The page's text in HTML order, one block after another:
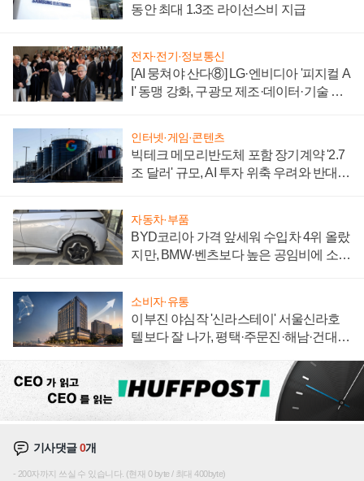
동안 최대 1.3조 라이선스비 지급
전자·전기·정보통신
[AI 뭉쳐야 산다⑧] LG·엔비디아 '피지컬 A
I' 동맹 강화, 구광모 제조·데이터·기술 결
인터넷·게임·콘텐츠
빅테크 메모리반도체 포함 장기계약 '2.7
조 달러' 규모, AI 투자 위축 우려와 반대
자동차·부품
BYD코리아 가격 앞세워 수입차 4위 올랐
지만, BMW·벤츠보다 높은 공임비에 소비
소비자·유통
이부진 야심작 '신라스테이' 서울신라호
텔보다 잘 나가, 평택·주문진·해남·건대로
기사댓글0개
200자까지 쓰실 수 있습니다. (현재 0 byte / 최대 400byte)